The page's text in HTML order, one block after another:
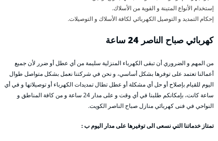
إستخدام الأنواع المتينة و القوية من الأسلاك.
إحكام التمديد و التوصيل الكهربائي لكافة الأسلاك و التوصيلات.
كهربائي صباح الناصر 24 ساعة
من المهم و الضروري أن تبقى الكهرباء المنزلية سليمة من أي عطل أو ضرر لأن جميع
أعمالنا تعتمد على توفرها بشكل أساسي، و نحن في شركتنا نعمل بشكل متواصل طوال
اليوم للقيام بإصلاح أو حل أي مشكلة أو عطل تطال تمديدات الكهرباء أو توصيلاتها و في أي
ساعة كانت، بإمكانكم طلبنا في أي وقت و على مدار 24 ساعة و من كافة المناطق و
النواحي في فنى كهربائي منازل صباح الناصر الكويت.
تمتاز خدماتنا التي نسعى الى توفيرها على مدار اليوم ب :